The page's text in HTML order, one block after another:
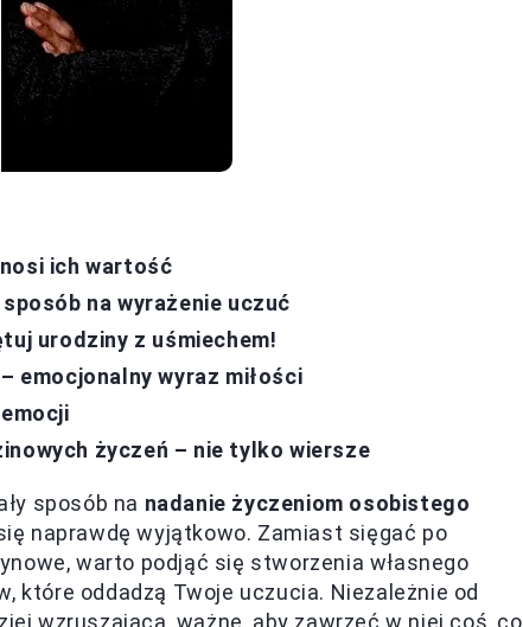
ich wartość
na wyrażenie uczuć
urodziny z uśmiechem!
emocjonalny wyraz miłości
życzeń – nie tylko wiersze
sposób na nadanie życzeniom osobistego
naprawdę wyjątkowo. Zamiast sięgać po
warto podjąć się stworzenia własnego
które oddadzą Twoje uczucia. Niezależnie od
wzruszająca, ważne, aby zawrzeć w niej coś, co